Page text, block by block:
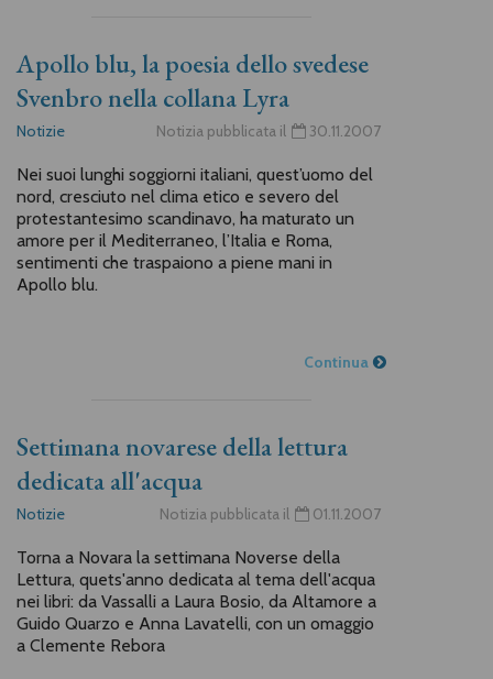
Apollo blu, la poesia dello svedese
Svenbro nella collana Lyra
Notizie Notizia pubblicata il 30.11.2007
Nei suoi lunghi soggiorni italiani, quest’uomo del
nord, cresciuto nel clima etico e severo del
protestantesimo scandinavo, ha maturato un
amore per il Mediterraneo, l’Italia e Roma,
sentimenti che traspaiono a piene mani in
Apollo blu.
Continua
Settimana novarese della lettura
dedicata all'acqua
Notizie Notizia pubblicata il 01.11.2007
Torna a Novara la settimana Noverse della
Lettura, quets'anno dedicata al tema dell'acqua
nei libri: da Vassalli a Laura Bosio, da Altamore a
Guido Quarzo e Anna Lavatelli, con un omaggio
a Clemente Rebora